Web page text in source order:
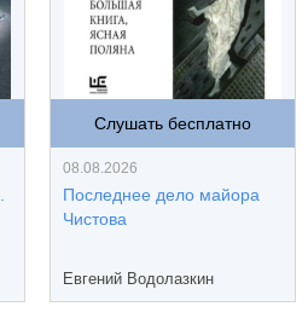
Слушать бесплатно
08.08.2026
Последнее дело майора
Чистова
Евгений Водолазкин